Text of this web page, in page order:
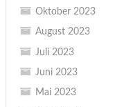
Oktober 2023
August 2023
Juli 2023
Juni 2023
Mai 2023